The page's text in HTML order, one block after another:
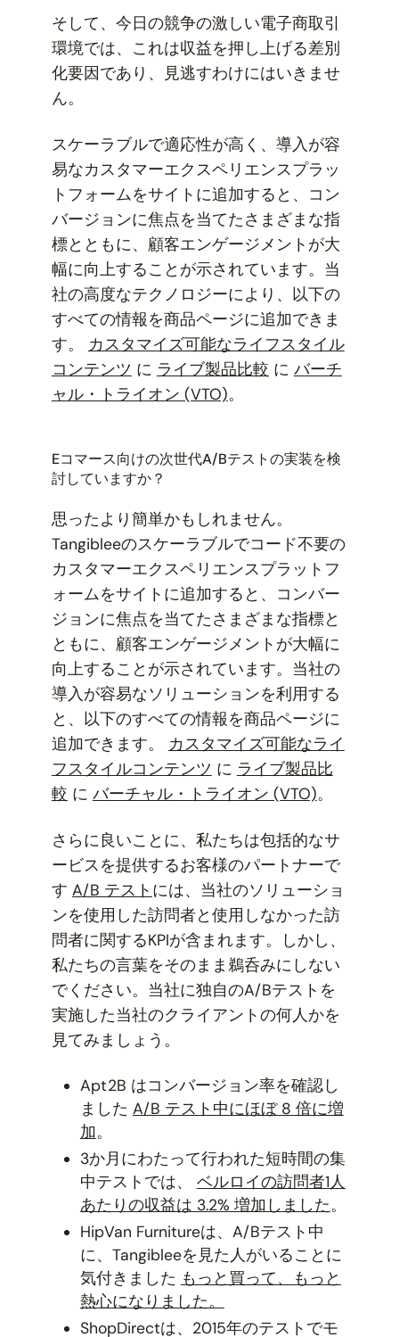
そして、今日の競争の激しい電子商取引
環境では、これは収益を押し上げる差別
化要因であり、見逃すわけにはいきませ
ん。
スケーラブルで適応性が高く、導入が容
易なカスタマーエクスペリエンスプラッ
トフォームをサイトに追加すると、コン
バージョンに焦点を当てたさまざまな指
標とともに、顧客エンゲージメントが大
幅に向上することが示されています。当
社の高度なテクノロジーにより、以下の
すべての情報を商品ページに追加できま
す。 カスタマイズ可能なライフスタイル
コンテンツ に ライブ製品比較 に バーチ
ャル・トライオン (VTO)。
Eコマース向けの次世代A/Bテストの実装を検
討していますか？
思ったより簡単かもしれません。
Tangibleeのスケーラブルでコード不要の
カスタマーエクスペリエンスプラットフ
ォームをサイトに追加すると、コンバー
ジョンに焦点を当てたさまざまな指標と
ともに、顧客エンゲージメントが大幅に
向上することが示されています。当社の
導入が容易なソリューションを利用する
と、以下のすべての情報を商品ページに
追加できます。 カスタマイズ可能なライ
フスタイルコンテンツ に ライブ製品比
較 に バーチャル・トライオン (VTO)。
さらに良いことに、私たちは包括的なサ
ービスを提供するお客様のパートナーで
す A/B テスト には、当社のソリューショ
ンを使用した訪問者と使用しなかった訪
問者に関するKPIが含まれます。しかし、
私たちの言葉をそのまま鵜呑みにしない
でください。当社に独自のA/Bテストを
実施した当社のクライアントの何人かを
見てみましょう。
Apt2B はコンバージョン率を確認し
ました A/B テスト中にほぼ 8 倍に増
加。
3か月にわたって行われた短時間の集
中テストでは、 ベルロイの訪問者1人
あたりの収益は 3.2% 増加しました。
HipVan Furnitureは、A/Bテスト中
に、Tangibleeを見た人がいることに
気付きました もっと買って、もっと
熱心になりました。
ShopDirectは、2015年のテストでモ